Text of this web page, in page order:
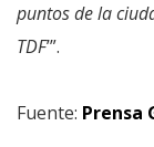
puntos de la
TDF’”.
Fuente: Prensa